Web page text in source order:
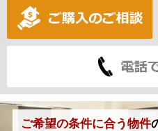
ご希望の条件に合う物件